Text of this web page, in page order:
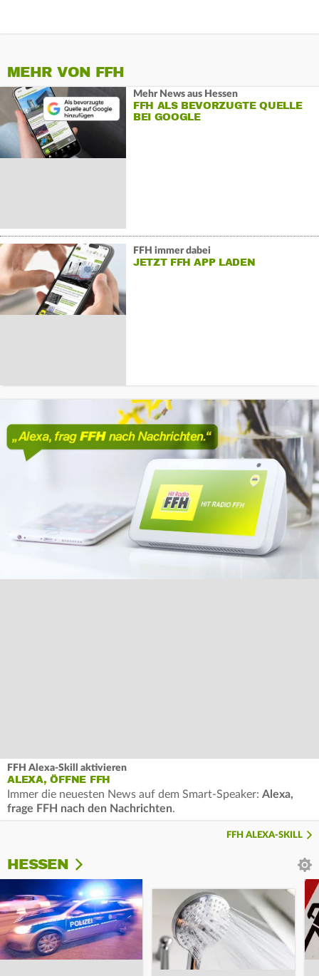
MEHR VON FFH
Mehr News aus Hessen
FFH ALS BEVORZUGTE QUELLE
BEI GOOGLE
FFH immer dabei
JETZT FFH APP LADEN
FFH Alexa-Skill aktivieren
ALEXA, ÖFFNE FFH
Immer die neuesten News auf dem Smart-Speaker: Alexa,
frage FFH nach den Nachrichten.
FFH ALEXA-SKILL
HESSEN